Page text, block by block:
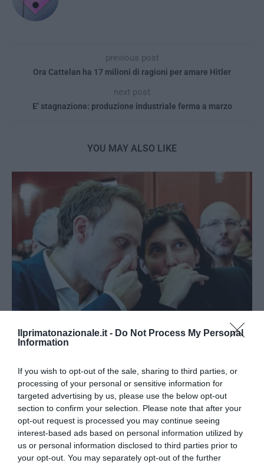
Ilprimatonazionale.it - Do Not Process My Personal
Information
If you wish to opt-out of the sale, sharing to third parties, or
processing of your personal or sensitive information for
targeted advertising by us, please use the below opt-out
section to confirm your selection. Please note that after your
opt-out request is processed you may continue seeing
interest-based ads based on personal information utilized by
us or personal information disclosed to third parties prior to
your opt-out. You may separately opt-out of the further
previous post
Ora Cattelan ha 17 milioni di ragioni per amare Hitler
next post
E’ stagnazione: produzione industriale ferma a marzo
YOU MAY ALSO LIKE
La Campania del Pd tra camorra e silenzi: il disastro di
22 Luglio 2026